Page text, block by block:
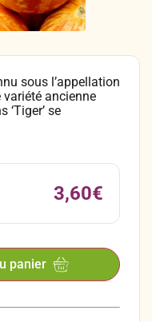
sous l’appellation
variété ancienne
‘Tiger’ se
éclatant, strié de
demeurent
3,60€
panier